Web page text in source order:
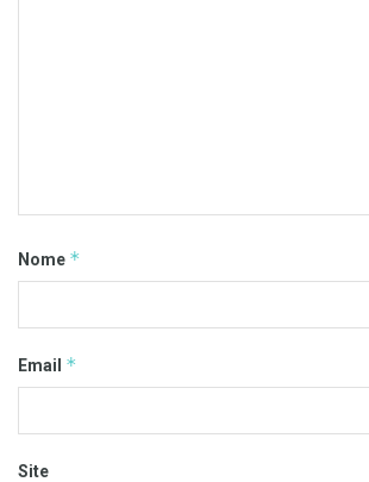
Nome *
Email *
Site